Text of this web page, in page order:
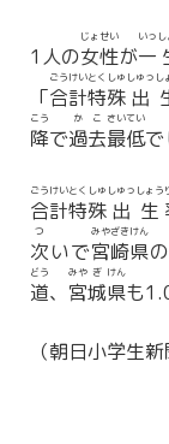
1人の女
じょ
性
せい
が一
いっ
「合
ごう
計
けい
特
とく
殊
しゅ
出
しゅっ し
降
こう
で過
か
去
こ
最
さい
低
てい
で
合
ごう
計
けい
特
とく
殊
しゅ
出
しゅっ
生
しょう
次
つ
いで宮
みや
崎
ざき
県
けん
道
どう
、 宮
みや
城
ぎ
県
けん
も
（朝日小学生